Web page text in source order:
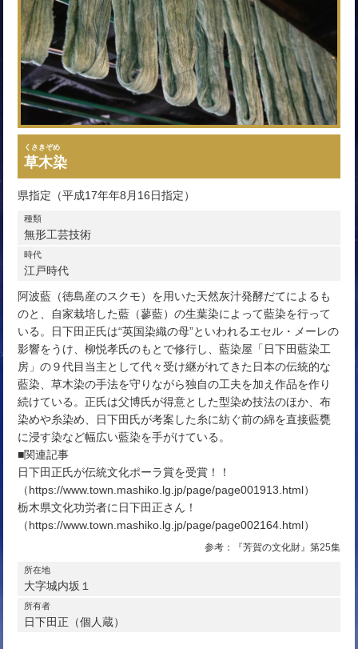
くさきぞめ
草木染
県指定（平成17年年8月16日指定）
種類
無形工芸技術
時代
江戸時代
阿波藍（徳島産のスクモ）を用いた天然灰汁発酵だてによるも
のと、自家栽培した藍（蓼藍）の生葉染によって藍染を行って
いる。日下田正氏は“英国染織の母”といわれるエセル・メーレの
影響をうけ、柳悦孝氏のもとで修行し、藍染屋「日下田藍染工
房」の９代目当主として代々受け継がれてきた日本の伝統的な
藍染、草木染の手法を守りながら独自の工夫を加え作品を作り
続けている。正氏は父博氏が得意とした型染め技法のほか、布
染めや糸染め、日下田氏が考案した糸に紡ぐ前の綿を直接藍甕
に浸す染など幅広い藍染を手がけている。
■関連記事
日下田正氏が伝統文化ポーラ賞を受賞！！
（https://www.town.mashiko.lg.jp/page/page001913.html）
栃木県文化功労者に日下田正さん！
（https://www.town.mashiko.lg.jp/page/page002164.html）
参考：『芳賀の文化財』第25集
所在地
大字城内坂１
所有者
日下田正（個人蔵）